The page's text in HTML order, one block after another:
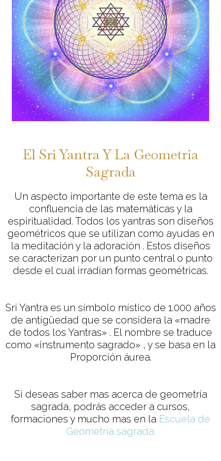
El Sri Yantra Y La Geometria
Sagrada
Un aspecto importante de este tema es la
confluencia de las matemáticas y la
espiritualidad. Todos los yantras son diseños
geométricos que se utilizan como ayudas en
la meditación y la adoración . Estos diseños
se caracterizan por un punto central o punto
desde el cual irradian formas geométricas.
Sri Yantra es un símbolo místico de 1.000 años
de antigüedad que se considera la «madre
de todos los Yantras» . El nombre se traduce
como «instrumento sagrado» , y se basa en la
Proporción áurea.
Si deseas saber mas acerca de geometria
sagrada, podrás acceder a cursos,
formaciones y mucho mas en la Escuela de
Geometria sagrada.